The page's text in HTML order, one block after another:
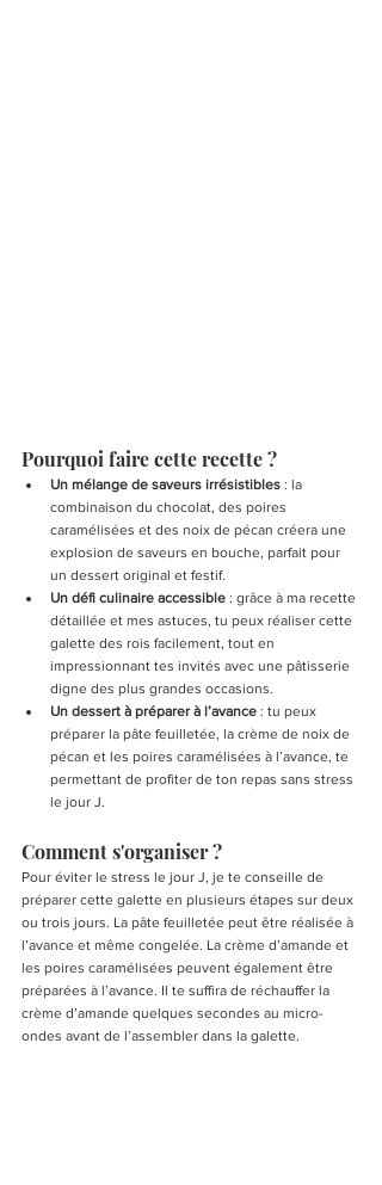
Pourquoi faire cette recette ?
Un mélange de saveurs irrésistibles : la
combinaison du chocolat, des poires
caramélisées et des noix de pécan créera une
explosion de saveurs en bouche, parfait pour
un dessert original et festif.
Un défi culinaire accessible : grâce à ma recette
détaillée et mes astuces, tu peux réaliser cette
galette des rois facilement, tout en
impressionnant tes invités avec une pâtisserie
digne des plus grandes occasions.
Un dessert à préparer à l’avance : tu peux
préparer la pâte feuilletée, la crème de noix de
pécan et les poires caramélisées à l’avance, te
permettant de profiter de ton repas sans stress
le jour J.
Comment s'organiser ?
Pour éviter le stress le jour J, je te conseille de
préparer cette galette en plusieurs étapes sur deux
ou trois jours. La pâte feuilletée peut être réalisée à
l’avance et même congelée. La crème d’amande et
les poires caramélisées peuvent également être
préparées à l’avance. Il te suffira de réchauffer la
crème d’amande quelques secondes au micro-
ondes avant de l’assembler dans la galette.